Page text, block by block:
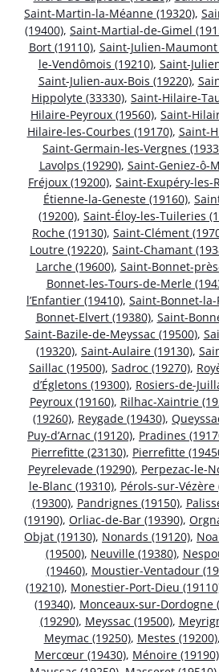
Saint-Martin-la-Méanne (19320),
(19400), Saint-Martial-de-Gimel
Bort (19110), Saint-Julien-Maumont
le-Vendômois (19210), Saint-
Saint-Julien-aux-Bois (19220),
Hippolyte (33330), Saint-Hilaire-
Hilaire-Peyroux (19560), Saint-
Hilaire-les-Courbes (19170), Saint-
Saint-Germain-les-Vergnes
Lavolps (19290), Saint-Geniez-ô-
Fréjoux (19200), Saint-Exupéry-les-
Étienne-la-Geneste (19160),
(19200), Saint-Éloy-les-Tuileries
Roche (19130), Saint-Clément
Loutre (19220), Saint-Chamant
Larche (19600), Saint-Bonnet-
Bonnet-les-Tours-de-Merle
l’Enfantier (19410), Saint-Bonnet-la-
Bonnet-Elvert (19380), Saint-
Saint-Bazile-de-Meyssac (19500),
(19320), Saint-Aulaire (19130),
Saillac (19500), Sadroc (19270),
d’Égletons (19300), Rosiers-de-
Peyroux (19160), Rilhac-Xaintrie
(19260), Reygade (19430),
Puy-d’Arnac (19120), Pradines
Pierrefitte (23130), Pierrefitte
Peyrelevade (19290), Perpezac-le-
le-Blanc (19310), Pérols-sur-Vézère
(19300), Pandrignes (19150),
(19190), Orliac-de-Bar (19390),
Objat (19130), Nonards (19120),
(19500), Neuville (19380),
(19460), Moustier-Ventadour
(19210), Monestier-Port-Dieu
(19340), Monceaux-sur-Dordogne
(19290), Meyssac (19500),
Meymac (19250), Mestes (19200),
Mercœur (19430), Ménoire (19190)